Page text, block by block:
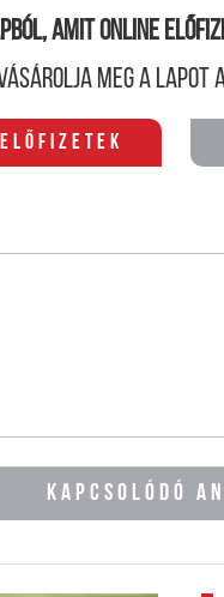
amit online
meg a lapot
Előfizetek
KAPCSOLÓDÓ